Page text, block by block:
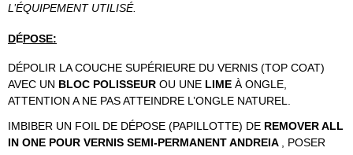
L’ÉQUIPEMENT UTILISÉ.
DÉPOSE:
DÉPOLIR LA COUCHE SUPÉRIEURE DU VERNIS (TOP COAT)
AVEC UN BLOC POLISSEUR OU UNE LIME À ONGLE,
ATTENTION A NE PAS ATTEINDRE L’ONGLE NATUREL.
IMBIBER UN FOIL DE DÉPOSE (PAPILLOTTE) DE REMOVER ALL
IN ONE POUR VERNIS SEMI-PERMANENT ANDREIA
, POSER